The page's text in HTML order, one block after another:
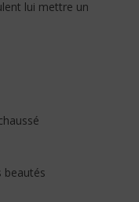
lui mettre un
beautés